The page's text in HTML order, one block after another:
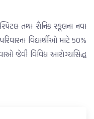
તથા સૈનિક સ્કૂલના નવા
વિદ્યાર્થીઓ માટે 50%
જેવી વિવિધ આરોગ્યસિદ્ધ